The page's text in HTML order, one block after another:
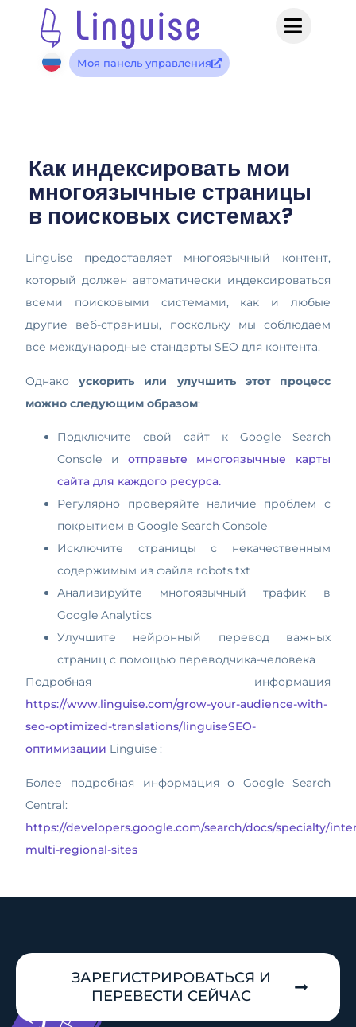
Моя панель управления
Как индексировать мои
многоязычные страницы
в поисковых системах?
Linguise предоставляет многоязычный контент,
который должен автоматически индексироваться
всеми поисковыми системами, как и любые
другие веб-страницы, поскольку мы соблюдаем
все международные стандарты SEO для контента.
Однакоускорить или улучшить этот процесс
можно следующим образом:
Подключите свой сайт к Google Search
Console и отправьте многоязычные карты
сайта для каждого ресурса.
Регулярно проверяйте наличие проблем с
покрытием в Google Search Console
Исключите страницы с некачественным
содержимым из файла robots.txt
Анализируйте многоязычный трафик в
Google Analytics
Улучшите нейронный перевод важных
страниц с помощью переводчика-человека
Подробная информация
https://www.linguise.com/grow-your-audience-with-
seo-optimized-translations/linguiseSEO-
оптимизации Linguise :
Более подробная информация о Google Search
Central:
https://developers.google.com/search/docs/specialty/
multi-regional-sites
ЗАРЕГИСТРИРОВАТЬСЯ И
ПЕРЕВЕСТИ СЕЙЧАС